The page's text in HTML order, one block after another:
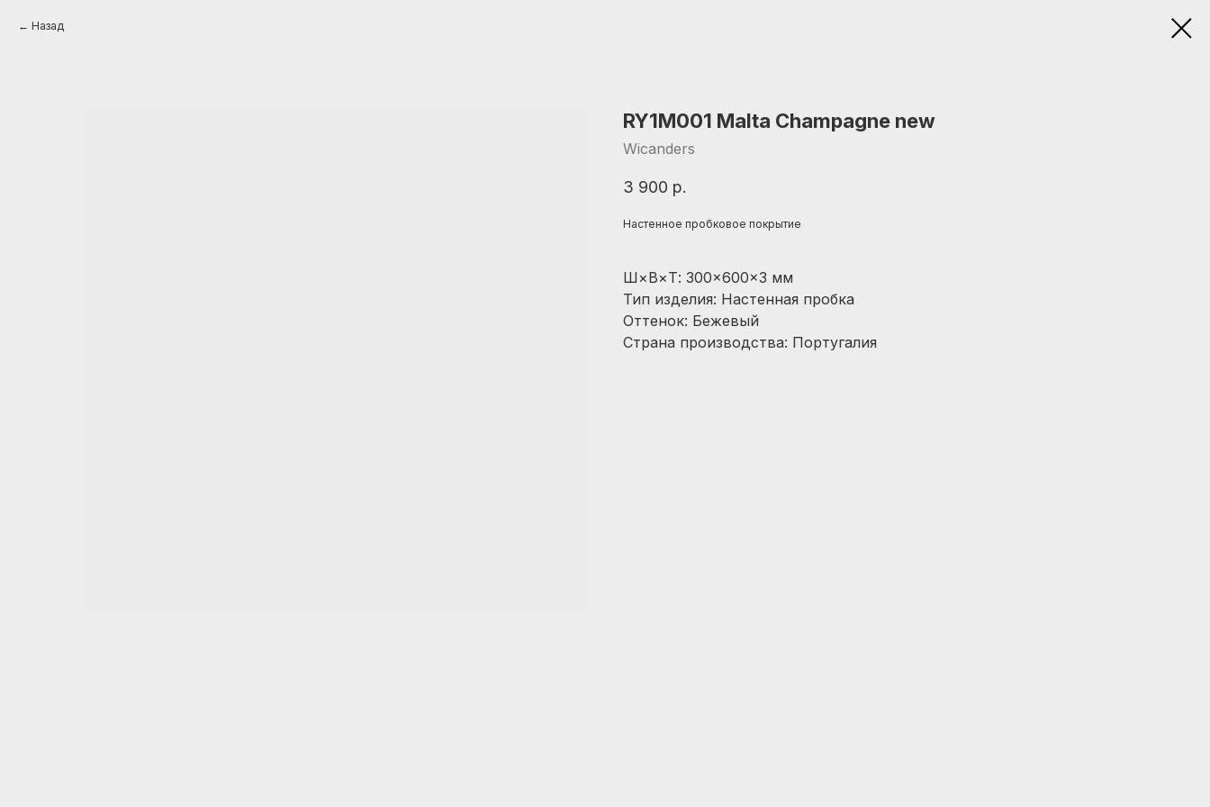
Назад
RY1M001 Malta Champagne new
Wicanders
3 900 р.
Настенное пробковое покрытие
Ш×В×Т: 300×600×3 мм
Тип изделия: Настенная пробка
Оттенок: Бежевый
Страна производства: Португалия